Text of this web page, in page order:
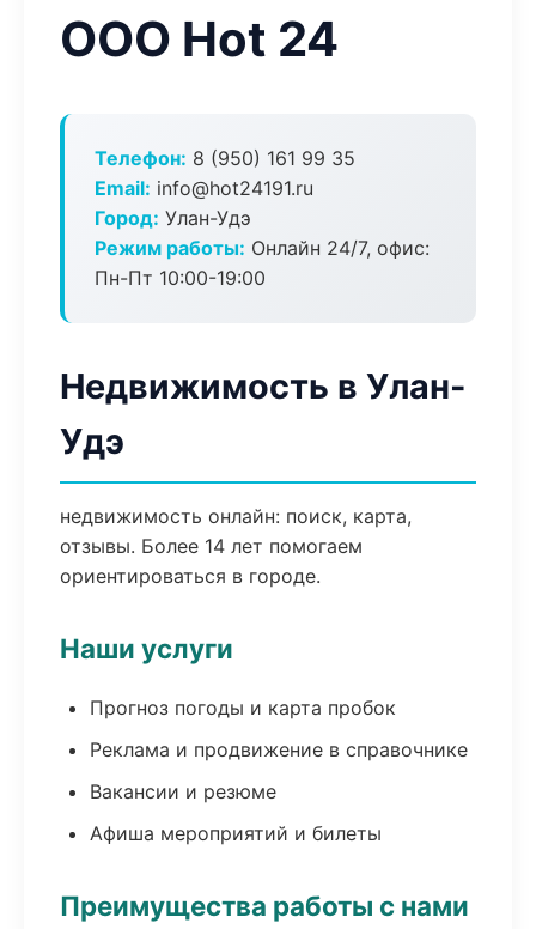
ООО Hot 24
Телефон: 8 (950) 161 99 35
Email: info@hot24191.ru
Город: Улан-Удэ
Режим работы: Онлайн 24/7, офис:
Пн-Пт 10:00-19:00
Недвижимость в Улан-
Удэ
недвижимость онлайн: поиск, карта,
отзывы. Более 14 лет помогаем
ориентироваться в городе.
Наши услуги
Прогноз погоды и карта пробок
Реклама и продвижение в справочнике
Вакансии и резюме
Афиша мероприятий и билеты
Преимущества работы с нами